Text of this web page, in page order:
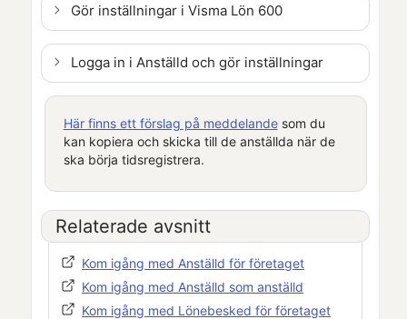
Gör inställningar i Visma Lön 600
Logga in i Anställd och gör inställningar
Här finns ett förslag på meddelandesom du
kan kopiera och skicka till de anställda när de
ska börja tidsregistrera.
Relaterade avsnitt
Kom igång med Anställd för företaget
Kom igång med Anställd som anställd
Kom igång med Lönebesked för företaget